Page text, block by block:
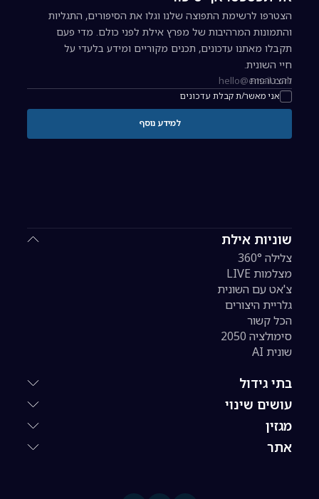
שוניות אילת
צלילה 360°
מצלמות LIVE
צ'אט עם השונית
גלריית היצורים
הכל קשור
סימולציה 2050
שונית AI
בתי גידול
עושים שינוי
מגזין
אתר
הצטרפו לרשימת התפוצה שלנו וגלו את הסיפורים, התגליות
והתמונות המרהיבות של מפרץ אילת לפני כולם. מדי פעם
תקבלו מאתנו עדכונים, תכנים מקוריים ומידע בלעדי על
חיי השונית.
כתובת אימייל להרשמה לניוזלטר
אני מאשר/ת קבלת עדכונים
להצטרפות
למידע נוסף